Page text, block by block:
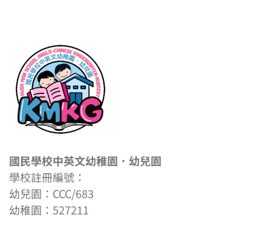
國民學校中英文幼稚園．幼兒園
學校註冊編號：
幼兒園：CCC/683
幼稚園：527211